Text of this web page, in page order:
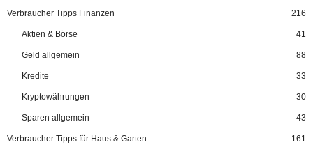
Verbraucher Tipps Finanzen 216
Aktien & Börse 41
Geld allgemein 88
Kredite 33
Kryptowährungen 30
Sparen allgemein 43
Verbraucher Tipps für Haus & Garten 161